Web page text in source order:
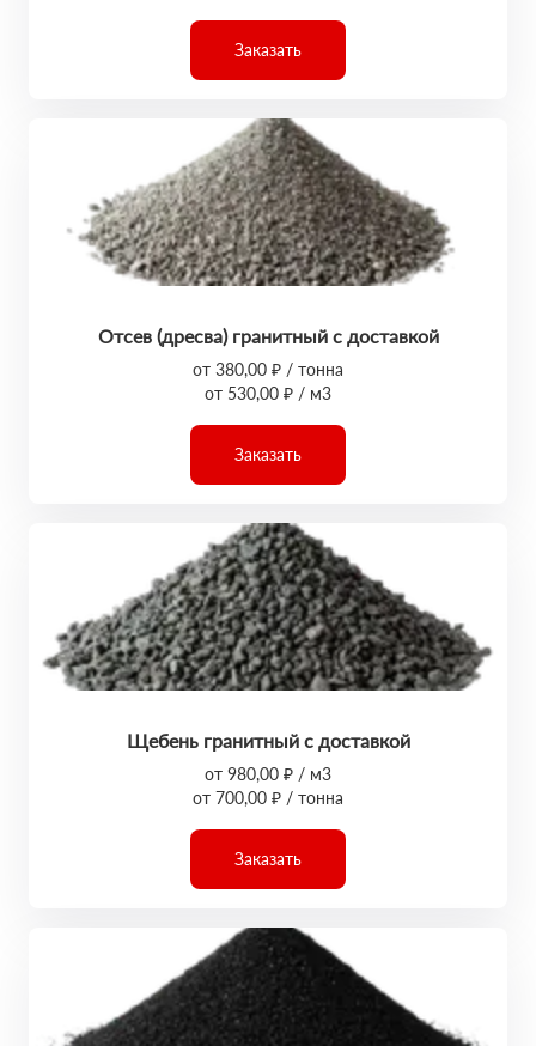
Заказать
Отсев (дресва) гранитный с доставкой
от 380,00 ₽ / тонна
от 530,00 ₽ / м3
Заказать
Щебень гранитный с доставкой
от 980,00 ₽ / м3
от 700,00 ₽ / тонна
Заказать